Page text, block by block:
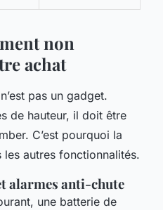
non
achat
pas un gadget.
de hauteur, il doit être
C’est pourquoi la
autres fonctionnalités.
alarmes anti-chute
une batterie de